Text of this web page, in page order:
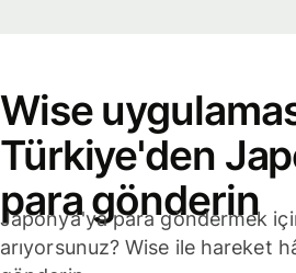
Wise
Türkiye'den
para gönderin
Japonya'ya para göndermek
arıyorsunuz? Wise ile hareket